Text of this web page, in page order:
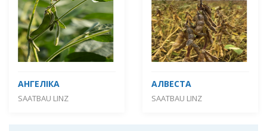
АНГЕЛІКА
SAATBAU LINZ
АЛВЕСТА
SAATBAU LINZ